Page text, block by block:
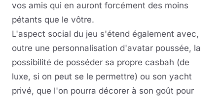
vos amis qui en auront forcément des moins
pétants que le vôtre.
L'aspect social du jeu s'étend également avec,
outre une personnalisation d'avatar poussée, la
possibilité de posséder sa propre casbah (de
luxe, si on peut se le permettre) ou son yacht
privé, que l'on pourra décorer à son goût pour